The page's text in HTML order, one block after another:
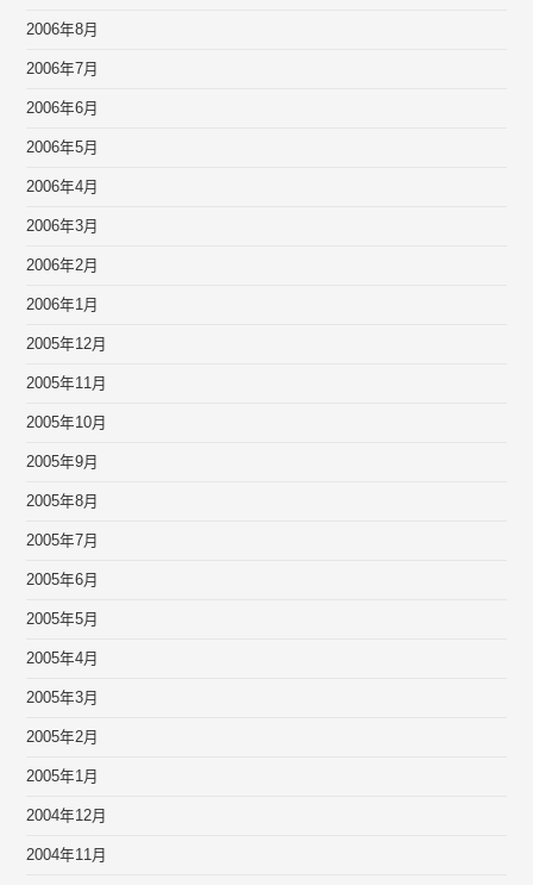
2006年8月
2006年7月
2006年6月
2006年5月
2006年4月
2006年3月
2006年2月
2006年1月
2005年12月
2005年11月
2005年10月
2005年9月
2005年8月
2005年7月
2005年6月
2005年5月
2005年4月
2005年3月
2005年2月
2005年1月
2004年12月
2004年11月